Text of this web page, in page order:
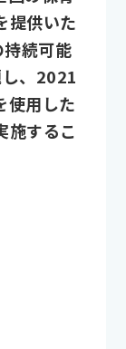
提供いた
持続可能
し、2021
用した
施するこ